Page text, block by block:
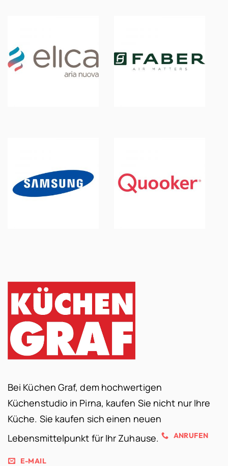
Bei Küchen Graf, dem hochwertigen
Küchenstudio in Pirna, kaufen Sie nicht nur Ihre
Küche. Sie kaufen sich einen neuen
Lebensmittelpunkt für Ihr Zuhause.
ANRUFEN
E-MAIL